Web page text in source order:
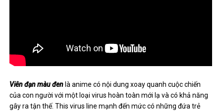
Viên đạn màu đen là anime có nội dung xoay quanh cuộc chiến
của con người với một loại virus hoàn toàn mới lạ và có khả năng
gây ra tận thế. This virus line mạnh đến mức có những đứa trẻ